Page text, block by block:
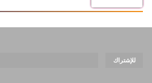
للإشتراك